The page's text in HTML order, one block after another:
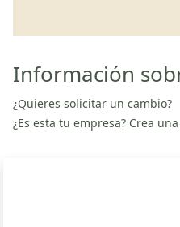
Información
¿Quieres solicitar un cambio?
¿Es esta tu empresa? Crea